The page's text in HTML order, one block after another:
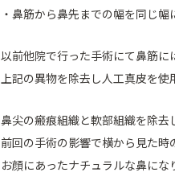
・鼻筋から鼻先までの幅を同じ幅
以前他院で行った手術にて鼻筋に
上記の異物を除去し人工真皮を
鼻尖の瘢痕組織と軟部組織を除去
前回の手術の影響で横から見た時
お顔にあったナチュラルな鼻にな